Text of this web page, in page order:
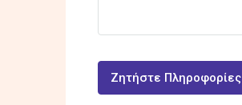
Ζητήστε Πληροφορίες